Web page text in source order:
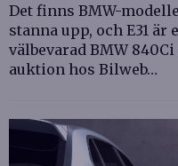
Det finns BMW-
stanna upp, och E31 är
välbevarad BMW
auktion hos Bilweb…